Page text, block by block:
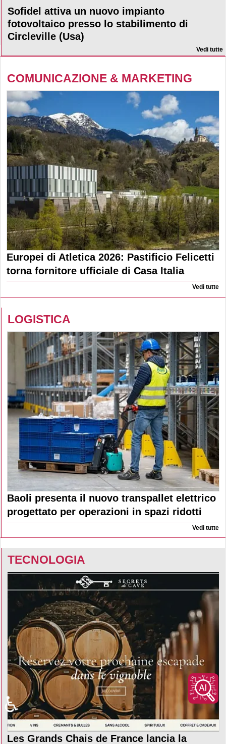
Sofidel attiva un nuovo impianto
fotovoltaico presso lo stabilimento di
Circleville (Usa)
Vedi tutte
COMUNICAZIONE & MARKETING
Europei di Atletica 2026: Pastificio Felicetti
torna fornitore ufficiale di Casa Italia
Vedi tutte
LOGISTICA
Baoli presenta il nuovo transpallet elettrico
progettato per operazioni in spazi ridotti
Vedi tutte
TECNOLOGIA
Les Grands Chais de France lancia la